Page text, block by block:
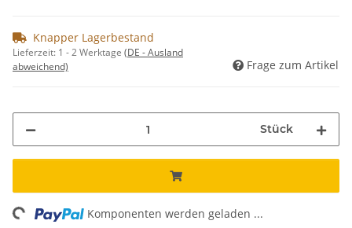
Knapper Lagerbestand
Lieferzeit: 1 - 2 Werktage (DE - Ausland
abweichend)
Frage zum Artikel
Stück
Komponenten werden geladen ...